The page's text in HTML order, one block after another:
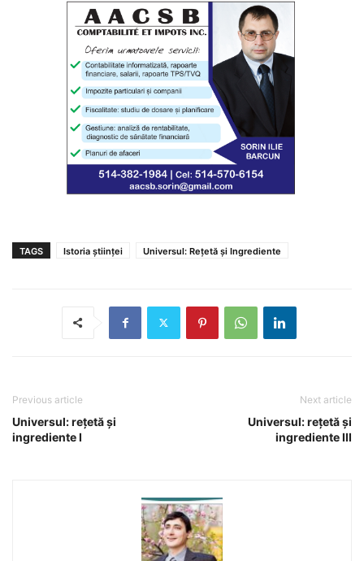
TAGS Istoria științei Universul: Rețetă și Ingrediente
Previous article
Universul: reţetă şi
ingrediente I
Next article
Universul: reţetă şi
ingrediente III